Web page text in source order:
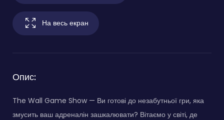
На весь екран
Опис:
The Wall Game Show — Ви готові до незабутньої гри, яка
змусить ваш адреналін зашкалювати? Вітаємо у світі, де